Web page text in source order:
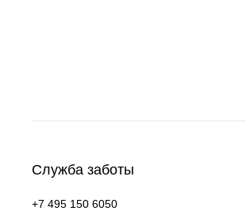
Служба заботы
+7 495 150 6050